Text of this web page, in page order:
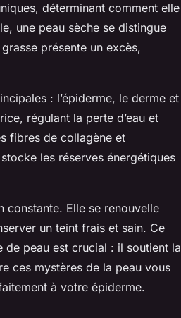
déterminant comment elle
une peau sèche se distingue
présente un excès,
: l’épiderme, le derme et
régulant la perte d’eau et
fibres de collagène et
les réserves énergétiques
constante. Elle se renouvelle
un teint frais et sain. Ce
peau est crucial : il soutient la
ces mystères de la peau vous
à votre épiderme.